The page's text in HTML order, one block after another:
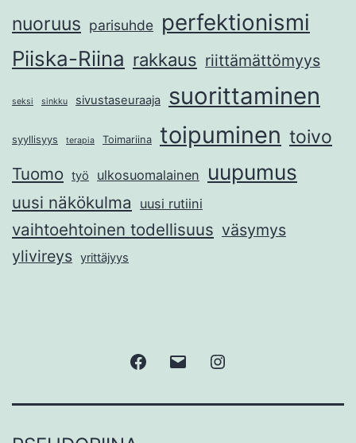
nuoruus parisuhde perfektionismi
Piiska-Riina rakkaus riittämättömyys
seksi sinkku sivustaseuraaja suorittaminen
syyllisyys terapia Toimariina toipuminen toivo
Tuomo työ ulkosuomalainen uupumus
uusi näkökulma uusi rutiini
vaihtoehtoinen todellisuus väsymys
ylivireys yrittäjyys
FacebookSähköposti